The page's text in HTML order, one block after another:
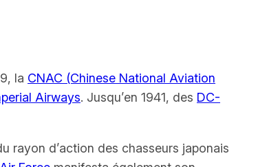
la CNAC (Chinese National Aviation
Airways. Jusqu’en 1941, des DC-
rayon d’action des chasseurs japonais